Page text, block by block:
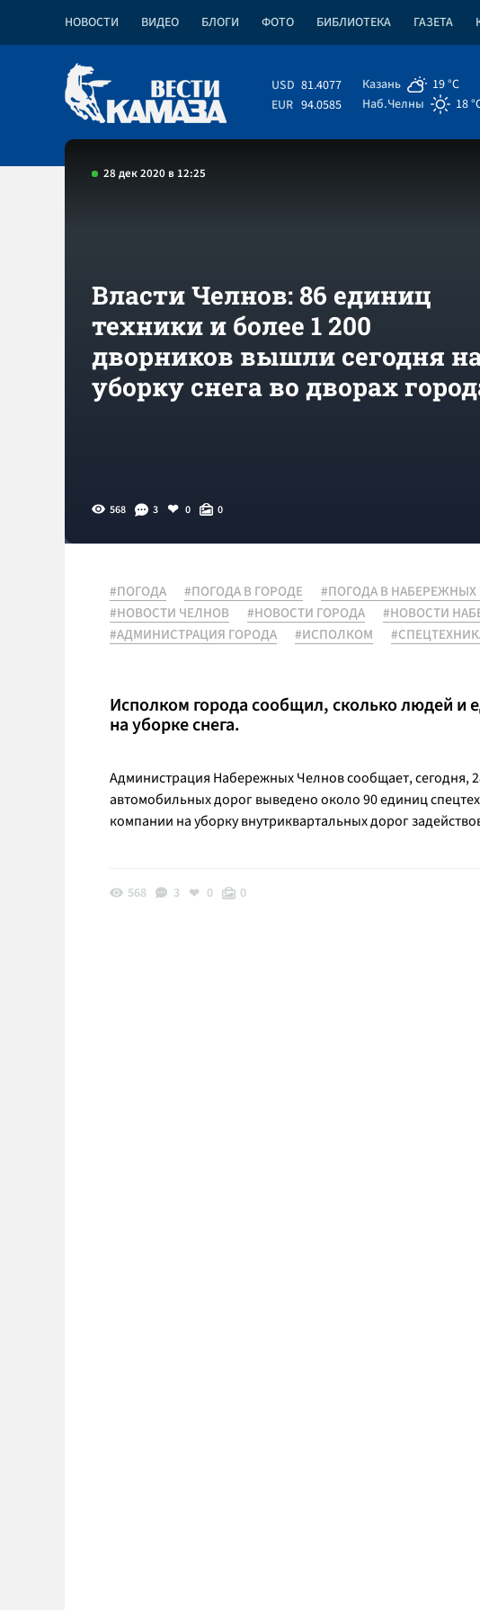
НОВОСТИ ВИДЕО БЛОГИ ФОТО БИБЛИОТЕКА ГАЗЕТА
USD 81.4077
EUR 94.0585
Казань
19 °C
Наб.Челны
18
28 дек 2020 в 12:25
Власти Челнов: 86 единиц
техники и более 1 200
дворников вышли сегодня
уборку снега во дворах
568 3 0 0
#ПОГОДА #ПОГОДА В ГОРОДЕ #ПОГОДА В НАБЕРЕЖНЫХ
#НОВОСТИ ЧЕЛНОВ
#НОВОСТИ ГОРОДА #НОВОСТИ
#АДМИНИСТРАЦИЯ ГОРОДА
#ИСПОЛКОМ
Исполком города сообщил, сколько людей и
на уборке снега.
Администрация Набережных Челнов сообщает, сегодня,
автомобильных дорог выведено около 90 единиц
компании на уборку внутриквартальных дорог
568 3 0 0